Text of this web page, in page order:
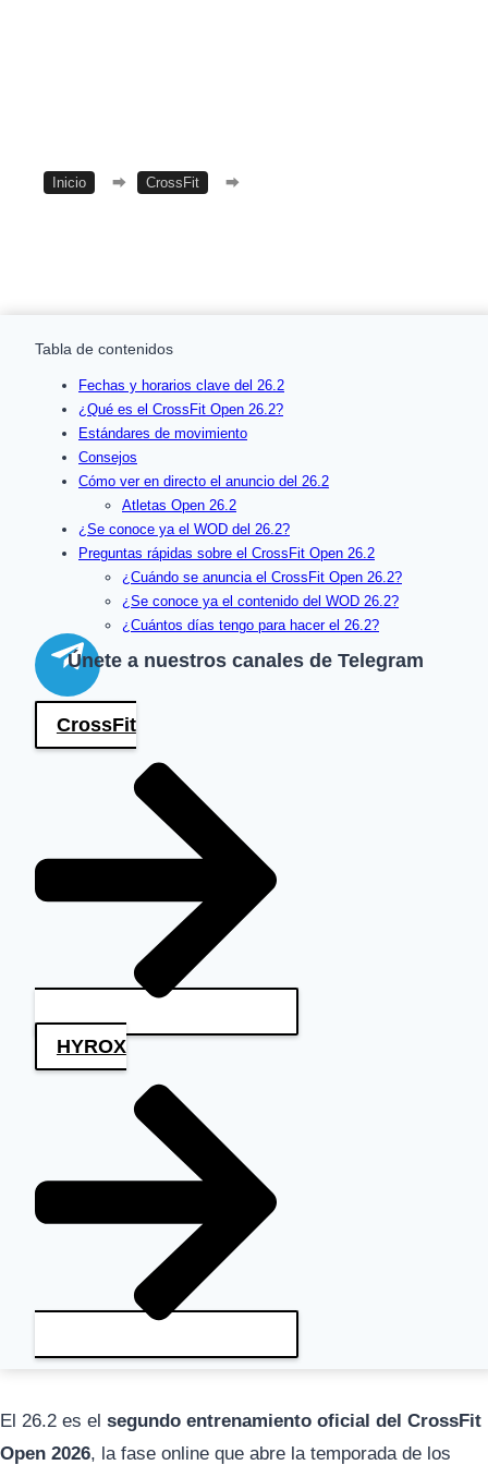
Inicio ⮕ CrossFit ⮕
Tabla de contenidos
Fechas y horarios clave del 26.2
¿Qué es el CrossFit Open 26.2?
Estándares de movimiento
Consejos
Cómo ver en directo el anuncio del 26.2
Atletas Open 26.2
¿Se conoce ya el WOD del 26.2?
Preguntas rápidas sobre el CrossFit Open 26.2
¿Cuándo se anuncia el CrossFit Open 26.2?
¿Se conoce ya el contenido del WOD 26.2?
¿Cuántos días tengo para hacer el 26.2?
Únete a nuestros canales de Telegram
CrossFit
HYROX
El 26.2 es el segundo entrenamiento oficial del CrossFit
Open 2026, la fase online que abre la temporada de los